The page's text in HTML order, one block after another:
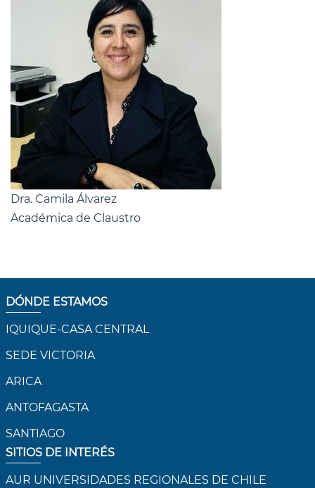
Dra. Camila Álvarez
Académica de Claustro
DÓNDE ESTAMOS
IQUIQUE-CASA CENTRAL
SEDE VICTORIA
ARICA
ANTOFAGASTA
SANTIAGO
SITIOS DE INTERÉS
AUR UNIVERSIDADES REGIONALES DE CHILE